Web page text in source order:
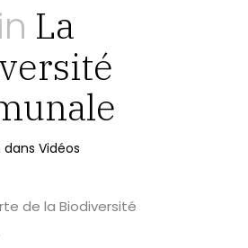
La
dans Vidéos
de la Biodiversité